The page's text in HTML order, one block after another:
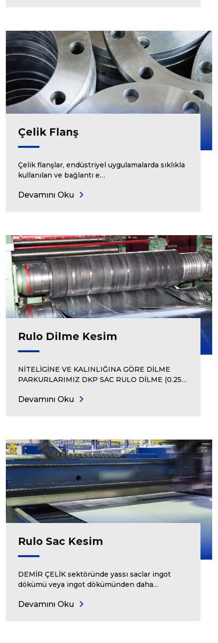
Çelik Flanş
Çelik flanşlar, endüstriyel uygulamalarda sıklıkla
kullanılan ve bağlantı e…
Devamını Oku
Rulo Dilme Kesim
NİTELİGİNE VE KALINLIĞINA GÖRE DİLME
PARKURLARIMIZ DKP SAC RULO DİLME (0.25…
Devamını Oku
Rulo Sac Kesim
DEMİR ÇELİK sektöründe yassı saclar ingot
dökümü veya ingot dökümünden daha…
Devamını Oku